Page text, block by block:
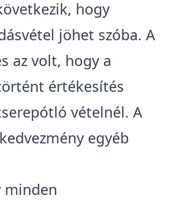
vonatkozó
kérdése
kúriai döntés
olyan
és eladott
szám alatt szerepel,